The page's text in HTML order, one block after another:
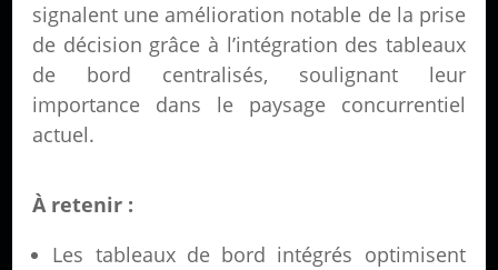
signalent une amélioration notable de la prise
de décision grâce à l’intégration des tableaux
de bord centralisés, soulignant leur
importance dans le paysage concurrentiel
actuel.
À retenir :
Les tableaux de bord intégrés optimisent